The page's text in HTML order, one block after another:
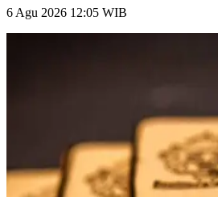
6 Agu 2026 12:05 WIB